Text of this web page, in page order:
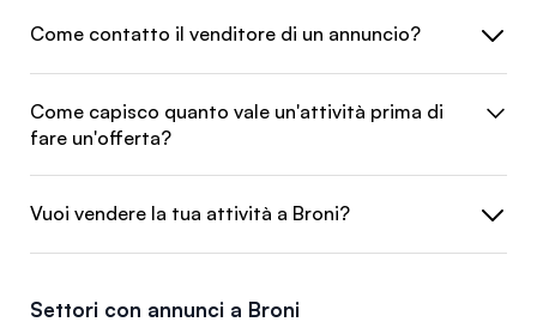
Come contatto il venditore di un annuncio?
Come capisco quanto vale un'attività prima di
fare un'offerta?
Vuoi vendere la tua attività a Broni?
Settori con annunci a Broni